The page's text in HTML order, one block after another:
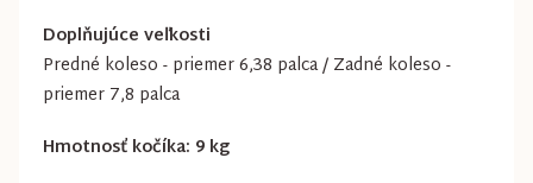
Doplňujúce veľkosti
Predné koleso - priemer 6,38 palca / Zadné koleso -
priemer 7,8 palca
Hmotnosť kočíka: 9 kg